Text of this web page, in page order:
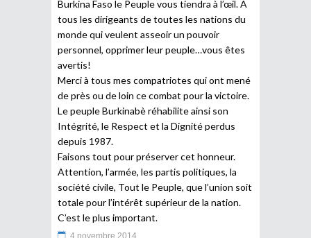
Burkina Faso le Peuple vous tiendra à l’œil. A
tous les dirigeants de toutes les nations du
monde qui veulent asseoir un pouvoir
personnel, opprimer leur peuple…vous êtes
avertis!
Merci à tous mes compatriotes qui ont mené
de près ou de loin ce combat pour la victoire.
Le peuple Burkinabè réhabilite ainsi son
Intégrité, le Respect et la Dignité perdus
depuis 1987.
Faisons tout pour préserver cet honneur.
Attention, l’armée, les partis politiques, la
société civile, Tout le Peuple, que l’union soit
totale pour l’intérêt supérieur de la nation.
C’est le plus important.
4 novembre 2014